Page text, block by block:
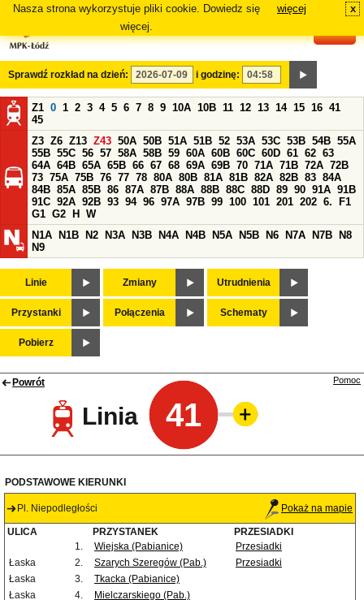
Nasza strona wykorzystuje pliki cookie. Dowiedz się
więcej.
więcej x
Sprawdź rozkład na dzień: i godzinę:
Z1 0 1 2 3 4 5 6 7 8 9 10A 10B 11 12 13 14 15 16 41
45
Z3 Z6 Z13 Z43 50A 50B 51A 51B 52 53A 53C 53B 54B 55A
55B 55C 56 57 58A 58B 59 60A 60B 60C 60D 61 62 63
64A 64B 65A 65B 66 67 68 69A 69B 70 71A 71B 72A 72B
73 75A 75B 76 77 78 80A 80B 81A 81B 82A 82B 83 84A
84B 85A 85B 86 87A 87B 88A 88B 88C 88D 89 90 91A 91B
91C 92A 92B 93 94 96 97A 97B 99 100 101 201 202 6.
F1
G1 G2 H
W
N1A
N1B N2 N3A N3B N4A N4B N5A N5B N6 N7A N7B
N8
N9
Linie Zmiany Utrudnienia
Przystanki Połączenia Schematy
Pobierz
Powrót
Linia 41
Pomoc
PODSTAWOWE KIERUNKI
Pl. Niepodległości Pokaż na mapie
ULICA PRZYSTANEK
PRZESIADKI
1.
Wiejska (Pabianice)
Przesiadki
Łaska
2. Szarych Szeregów (Pab.)
Przesiadki
Łaska
3.
Tkacka (Pabianice)
Łaska
4.
Mielczarskiego (Pab.)